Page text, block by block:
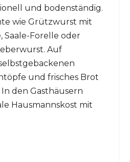
und bodenständig.
wie Grützwurst mit
Saale-Forelle oder
Auf
und frisches Brot
den Gasthäusern
Hausmannskost mit